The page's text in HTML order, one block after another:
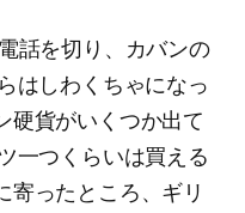
話を切り、カバンの
はしわくちゃになっ
硬貨がいくつか出て
一つくらいは買える
寄ったところ、ギリ